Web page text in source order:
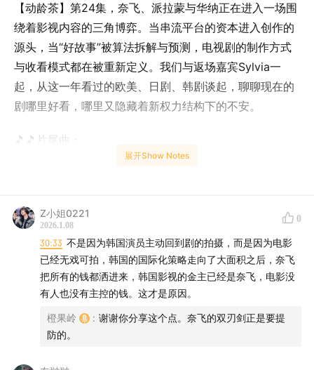
【动龄茶】第24集，奈飞、派拉蒙与华纳正在进入一场围
绕着影视内容的三角博弈。当串流平台的资本进入创作的
源头，当“好故事”被算法拆解与预测，电视剧的制作方式
与收看模式都在被重新定义。我们与返场嘉宾Sylvia一
起，从这一年看过的欧美、日剧、韩剧谈起，聊聊现在的
剧哪里好看，哪里又隐藏着新权力结构下的不安。
🎵🎵片尾曲：
The Hot Spot
中文译名：《热点》（或《小镇星热点》）
展开Show Notes
Z小姐0221
2026.1.08
0
30:33 不是因为韩国演员主动回到剧的拍摄，而是因为电影
已经无戏可拍，韩国的国际化策略走向了大面积之后，奈飞
把所有的钱都洒进来，韩国影视的金主已经是奈飞，电影没
有人也没有主控的钱。这才是原因。
橙果岭 : 谢谢你分享这个点。奈飞的双刃剑正是要提
防的。